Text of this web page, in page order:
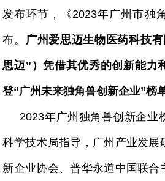
发布环节，《2023年广州市独
布。 广州爱思迈生物医药科技
思迈”）凭借其优秀的创新能力
登“广州未来独角兽创新企业”榜单
2023年广州独角兽创新企业
科学技术局指导，广州产业发展
新企业协会、普华永道中国联合